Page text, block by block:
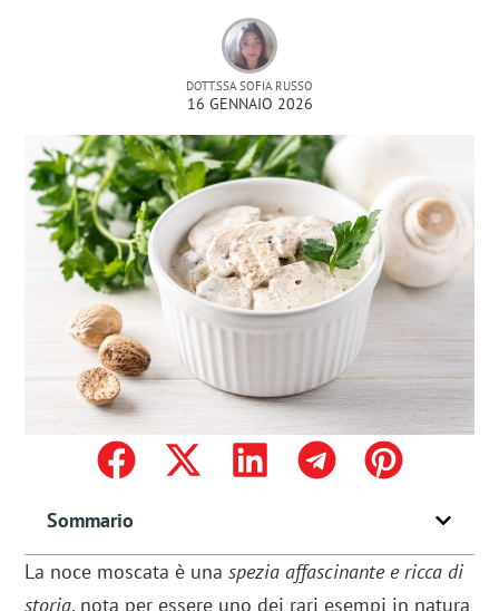
DOTT.SSA SOFIA RUSSO
16 GENNAIO 2026
Sommario
La noce moscata è unaspezia affascinante e ricca di
storia, nota per essere uno dei rari esempi in natura